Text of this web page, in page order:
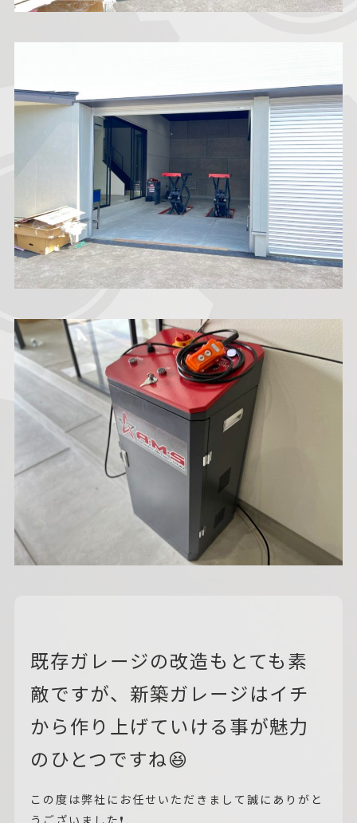
既存ガレージの改造もとても素
敵ですが、新築ガレージはイチ
から作り上げていける事が魅力
のひとつですね😆
この度は弊社にお任せいただきまして誠にありがと
うございました❗